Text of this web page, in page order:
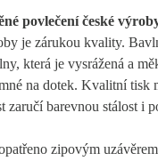
povlečení české
je zárukou kvality.
která je vysrážená a
na dotek. Kvalitní tisk
zaručí barevnou stálost i
zipovým